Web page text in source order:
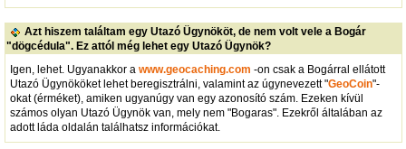
Azt hiszem találtam egy Utazó Ügynököt, de nem volt vele a Bogár
"dögcédula". Ez attól még lehet egy Utazó Ügynök?
Igen, lehet. Ugyanakkor a www.geocaching.com -on csak a Bogárral ellátott
Utazó Ügynököket lehet beregisztrálni, valamint az úgynevezett "GeoCoin"-
okat (érméket), amiken ugyanúgy van egy azonosító szám. Ezeken kívül
számos olyan Utazó Ügynök van, mely nem "Bogaras". Ezekről általában az
adott láda oldalán találhatsz információkat.